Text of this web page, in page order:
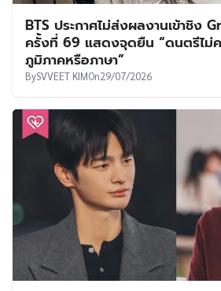
BTS ประกาศไม่ส่งผลงานเข้าชิง
ครั้งที่ 69 แสดงจุดยืน “ดนตรีไม่
ภูมิภาคหรือภาษา”
BySVVEET KIMOn29/07/2026